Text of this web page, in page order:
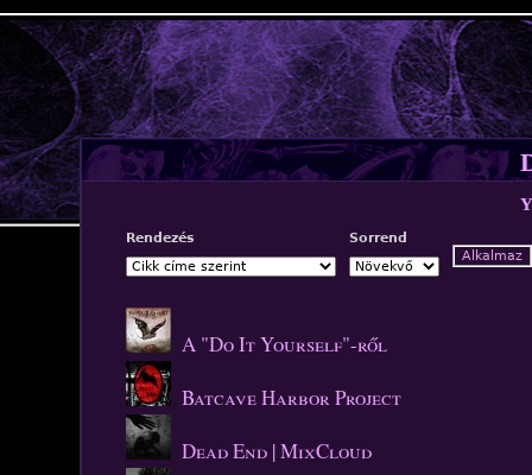
Jump to navigation
Rendezés Sorrend
A "Do It Yourself"-ről
Batcave Harbor Project
Dead End | MixCloud